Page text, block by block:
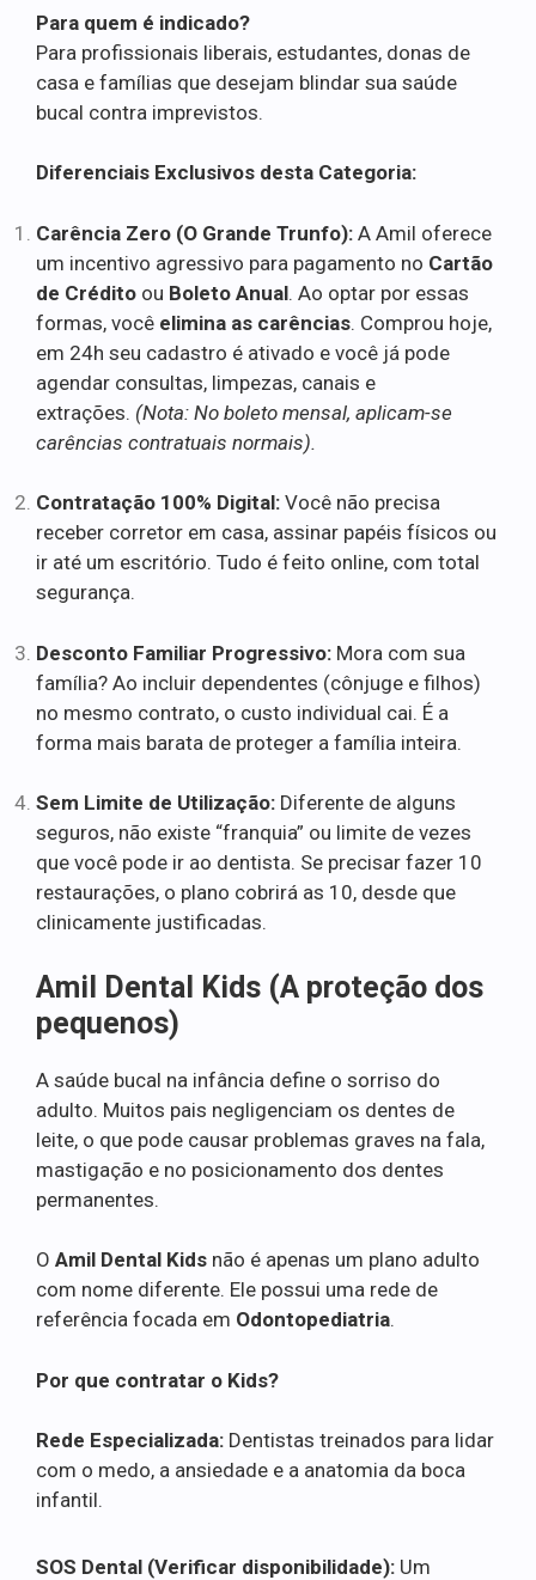
Para quem é indicado?
Para profissionais liberais, estudantes, donas de
casa e famílias que desejam blindar sua saúde
bucal contra imprevistos.
Diferenciais Exclusivos desta Categoria:
Carência Zero (O Grande Trunfo): A Amil oferece
um incentivo agressivo para pagamento no Cartão
de Crédito ou Boleto Anual. Ao optar por essas
formas, você elimina as carências. Comprou hoje,
em 24h seu cadastro é ativado e você já pode
agendar consultas, limpezas, canais e
extrações. (Nota: No boleto mensal, aplicam-se
carências contratuais normais).
Contratação 100% Digital: Você não precisa
receber corretor em casa, assinar papéis físicos ou
ir até um escritório. Tudo é feito online, com total
segurança.
Desconto Familiar Progressivo: Mora com sua
família? Ao incluir dependentes (cônjuge e filhos)
no mesmo contrato, o custo individual cai. É a
forma mais barata de proteger a família inteira.
Sem Limite de Utilização: Diferente de alguns
seguros, não existe “franquia” ou limite de vezes
que você pode ir ao dentista. Se precisar fazer 10
restaurações, o plano cobrirá as 10, desde que
clinicamente justificadas.
Amil Dental Kids (A proteção dos
pequenos)
A saúde bucal na infância define o sorriso do
adulto. Muitos pais negligenciam os dentes de
leite, o que pode causar problemas graves na fala,
mastigação e no posicionamento dos dentes
permanentes.
O Amil Dental Kids não é apenas um plano adulto
com nome diferente. Ele possui uma rede de
referência focada em Odontopediatria.
Por que contratar o Kids?
Rede Especializada: Dentistas treinados para lidar
com o medo, a ansiedade e a anatomia da boca
infantil.
SOS Dental (Verificar disponibilidade): Um